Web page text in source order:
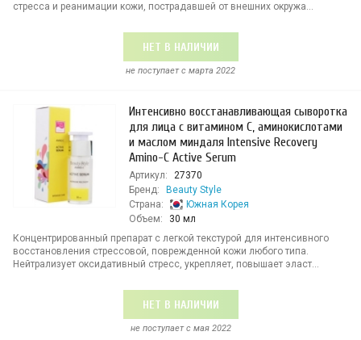
стресса и реанимации кожи, пострадавшей от внешних окружа...
НЕТ В НАЛИЧИИ
не поступает c марта 2022
Интенсивно восстанавливающая сыворотка
для лица с витамином С, аминокислотами
и маслом миндаля Intensive Recovery
Amino-C Active Serum
Артикул:
27370
Бренд:
Beauty Style
Страна:
Южная Корея
Объем:
30 мл
Концентрированный препарат с легкой текстурой для интенсивного
восстановления стрессовой, поврежденной кожи любого типа.
Нейтрализует оксидативный стресс, укрепляет, повышает эласт...
НЕТ В НАЛИЧИИ
не поступает c мая 2022